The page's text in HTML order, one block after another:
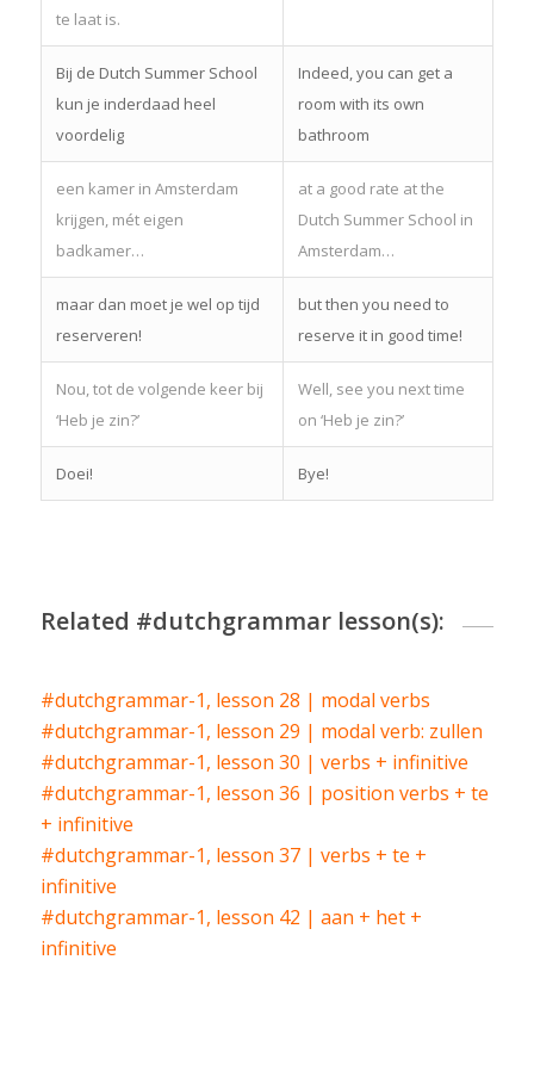
te laat is.
Bij de Dutch Summer School
kun je inderdaad heel
voordelig
Indeed, you can get a
room with its own
bathroom
een kamer in Amsterdam
krijgen, mét eigen
badkamer…
at a good rate at the
Dutch Summer School in
Amsterdam…
maar dan moet je wel op tijd
reserveren!
but then you need to
reserve it in good time!
Nou, tot de volgende keer bij
‘Heb je zin?’
Well, see you next time
on ‘Heb je zin?’
Doei! Bye!
Related #dutchgrammar lesson(s):
#dutchgrammar-1, lesson 28 | modal verbs
#dutchgrammar-1, lesson 29 | modal verb: zullen
#dutchgrammar-1, lesson 30 | verbs + infinitive
#dutchgrammar-1, lesson 36 | position verbs + te
+ infinitive
#dutchgrammar-1, lesson 37 | verbs + te +
infinitive
#dutchgrammar-1, lesson 42 | aan + het +
infinitive